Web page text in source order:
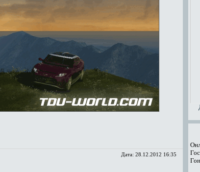
Дата: 28.12.2012 16:35